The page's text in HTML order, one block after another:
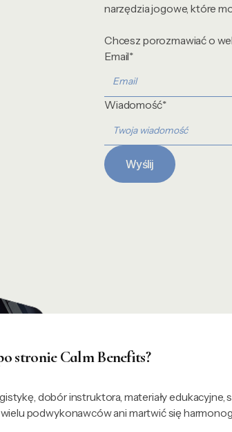
narzędzia jogowe, które
Chcesz porozmawiać o
Email*
Wiadomość*
stronie Calm Benefits?
dobór instruktora, materiały
podwykonawców ani martwić się